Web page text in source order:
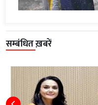
सम्बंधित ख़बरें